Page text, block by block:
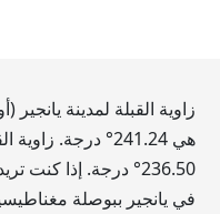
زاوية القبلة لمدينة
هي241.24° درجة. زاوية
236.50° درجة. إذا كنت
في يانجير ببوصلة